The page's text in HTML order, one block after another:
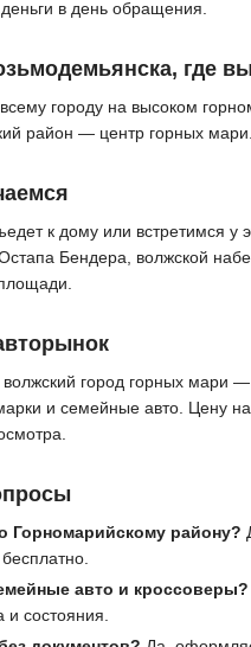
в день обращения.
где
городу на высоком
район — центр горных мари.
к дому или встретимся у
Бендера, волжской
волжский город горных мари
и семейные авто. Цену
Горномарийскому району?
авто и кроссоверы?
и состояния.